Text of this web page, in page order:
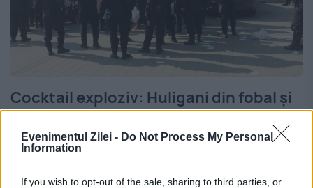
Evenimentul Zilei - Do Not Process My Personal
Information
If you wish to opt-out of the sale, sharing to third parties, or
Cocktail exploziv: Huligani din fobal și
coronavirus. Asiatic bătut în Capitală
26 FEBRUARIE 2020